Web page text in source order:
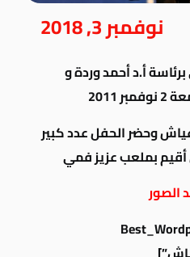
نوفمبر 3, 2018
أ.د أحمد وردة و
وحضر الحفل عدد كبير
أقيم بملعب عزيز فمي
الصور